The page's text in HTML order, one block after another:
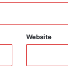
Website